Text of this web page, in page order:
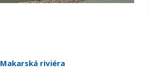
Makarská riviéra